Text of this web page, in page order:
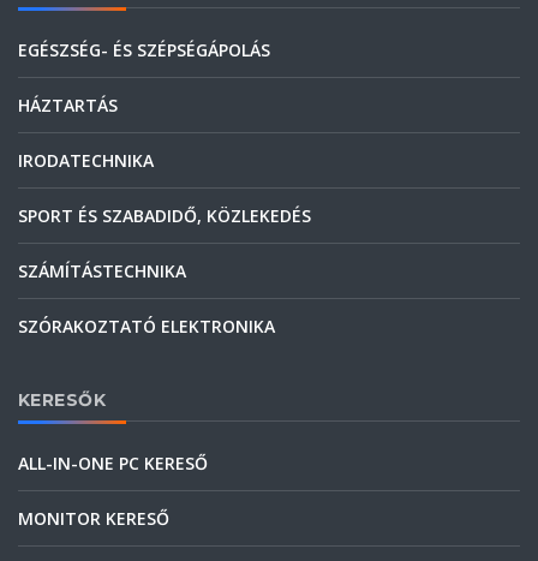
EGÉSZSÉG- ÉS SZÉPSÉGÁPOLÁS
HÁZTARTÁS
IRODATECHNIKA
SPORT ÉS SZABADIDŐ, KÖZLEKEDÉS
SZÁMÍTÁSTECHNIKA
SZÓRAKOZTATÓ ELEKTRONIKA
KERESŐK
ALL-IN-ONE PC KERESŐ
MONITOR KERESŐ